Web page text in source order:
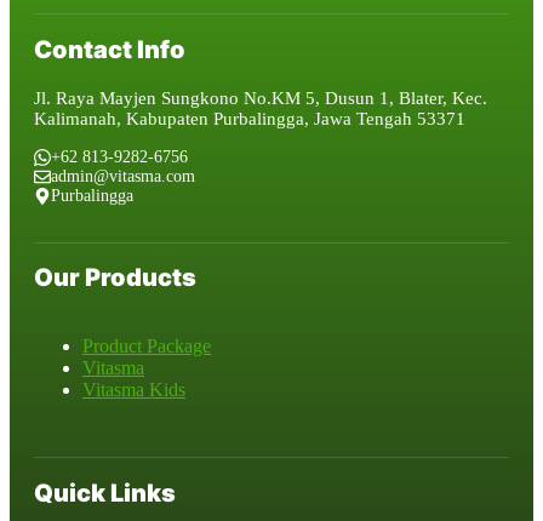
Contact Info
Jl. Raya Mayjen Sungkono No.KM 5, Dusun 1, Blater, Kec.
Kalimanah, Kabupaten Purbalingga, Jawa Tengah 53371
+62 813-9282-6756
admin@vitasma.com
Purbalingga
Our Products
Product Package
Vitasma
Vitasma Kids
Quick Links